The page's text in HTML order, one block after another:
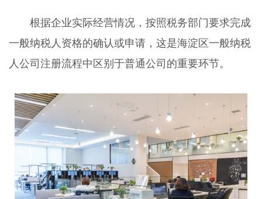
根据企业实际经营情况，按照税务部门要求完成
一般纳税人资格的确认或申请，这是海淀区一般纳税
人公司注册流程中区别于普通公司的重要环节。